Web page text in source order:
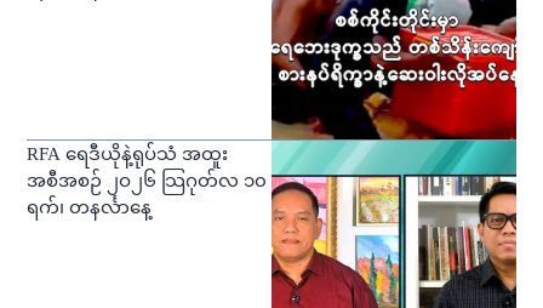
RFA ရေဒီယိုနဲ့ရုပ်သံ အထူး
အစီအစဉ် ၂ဝ၂၆ သြဂုတ်လ ၁၀
ရက်၊ တနင်္လာနေ့